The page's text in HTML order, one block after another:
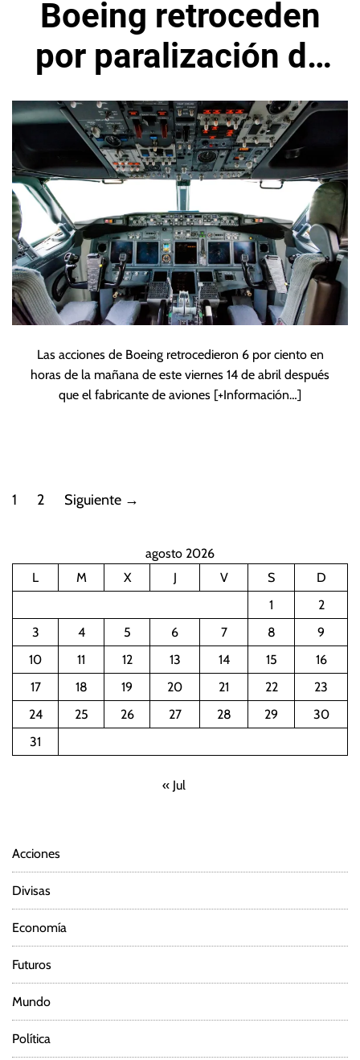
Boeing retroceden
por paralización de
entregas de
algunos 737 MAX
Las acciones de Boeing retrocedieron 6 por ciento en
horas de la mañana de este viernes 14 de abril después
que el fabricante de aviones [+Información…]
P
g
i
c
i
e
e
n
t
r
a
1 2 Siguiente →
agosto 2026
L
M X J V S
D
1
2
3
4 5 6 7 8
9
10
11 12 13 14 15
16
17
18 19 20 21 22
23
24
25 26 27 28 29
30
31
« Jul
Acciones
Divisas
Economía
Futuros
Mundo
Política